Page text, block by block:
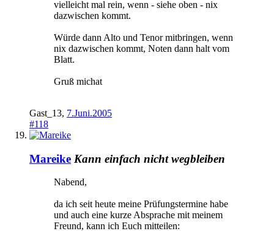
vielleicht mal rein, wenn - siehe oben - nix
dazwischen kommt.
Würde dann Alto und Tenor mitbringen, wenn
nix dazwischen kommt, Noten dann halt vom
Blatt.
Gruß michat
Gast_13, 7.Juni.2005
#118
Mareike Kann einfach nicht wegbleiben
Nabend,
da ich seit heute meine Prüfungstermine habe
und auch eine kurze Absprache mit meinem
Freund, kann ich Euch mitteilen: